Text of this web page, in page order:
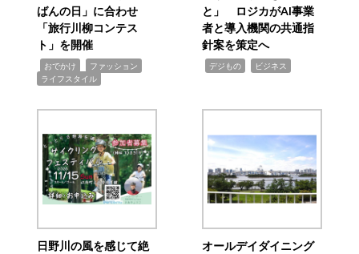
ばんの日」に合わせ
「旅行川柳コンテス
ト」を開催
おでかけ ファッション
ライフスタイル
と」 ロジカがAI事業
者と導入機関の共通指
針案を策定へ
デジもの ビジネス
日野川の風を感じて絶
オールデイダイニング